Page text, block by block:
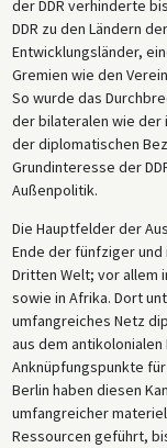
der DDR verhinderte
DDR zu den Ländern
Entwicklungsländer,
Gremien wie den
So wurde das
der bilateralen wie der
der diplomatischen
Grundinteresse der
Außenpolitik.
Die Hauptfelder der
Ende der fünfziger
Dritten Welt; vor allem
sowie in Afrika. Dort
umfangreiches Netz
aus dem
Anknüpfungspunkte
Berlin haben diesen
umfangreicher
Ressourcen geführt,